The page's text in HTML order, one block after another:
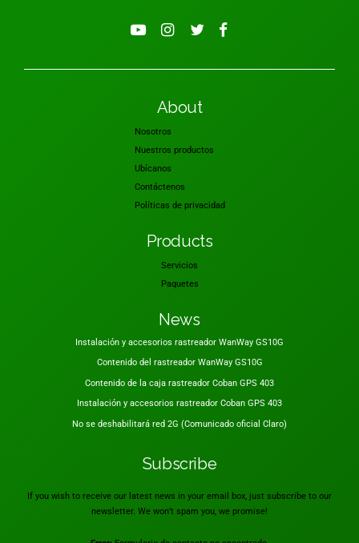
About
Nosotros
Nuestros productos
Ubícanos
Contáctenos
Políticas de privacidad
Products
Servicios
Paquetes
News
Instalación y accesorios rastreador WanWay GS10G
Contenido del rastreador WanWay GS10G
Contenido de la caja rastreador Coban GPS 403
Instalación y accesorios rastreador Coban GPS 403
No se deshabilitará red 2G (Comunicado oficial Claro)
Subscribe
If you wish to receive our latest news in your email box, just subscribe to our
newsletter. We won’t spam you, we promise!